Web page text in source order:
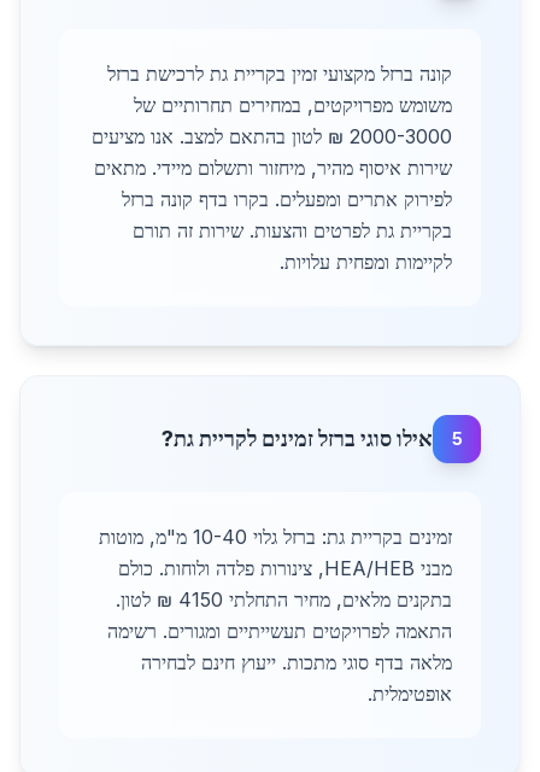
קונה ברזל מקצועי זמין בקריית גת לרכישת ברזל
משומש מפרויקטים, במחירים תחרותיים של
2000-3000 ₪ לטון בהתאם למצב. אנו מציעים
שירות איסוף מהיר, מיחזור ותשלום מיידי. מתאים
לפירוק אתרים ומפעלים. בקרו בדף קונה ברזל
בקריית גת לפרטים והצעות. שירות זה תורם
לקיימות ומפחית עלויות.
5 אילו סוגי ברזל זמינים לקריית גת?
זמינים בקריית גת: ברזל גלוי 10-40 מ"מ, מוטות
מבני HEA/HEB, צינורות פלדה ולוחות. כולם
בתקנים מלאים, מחיר התחלתי 4150 ₪ לטון.
התאמה לפרויקטים תעשייתיים ומגורים. רשימה
מלאה בדף סוגי מתכות. ייעוץ חינם לבחירה
אופטימלית.